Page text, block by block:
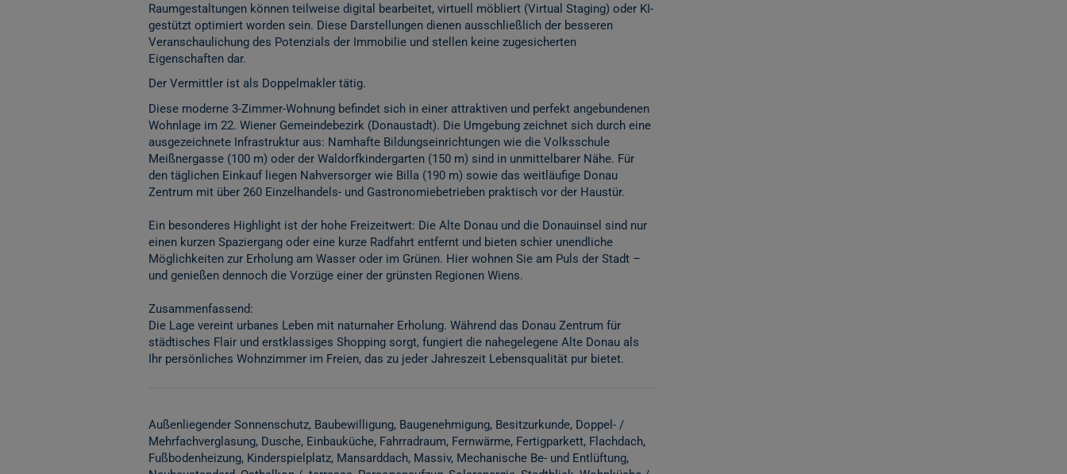
Raumgestaltungen können teilweise digital bearbeitet, virtuell möbliert (Virtual Staging) oder KI-
gestützt optimiert worden sein. Diese Darstellungen dienen ausschließlich der besseren
Veranschaulichung des Potenzials der Immobilie und stellen keine zugesicherten
Eigenschaften dar.
Der Vermittler ist als Doppelmakler tätig.
Diese moderne 3-Zimmer-Wohnung befindet sich in einer attraktiven und perfekt angebundenen
Wohnlage im 22. Wiener Gemeindebezirk (Donaustadt). Die Umgebung zeichnet sich durch eine
ausgezeichnete Infrastruktur aus: Namhafte Bildungseinrichtungen wie die Volksschule
Meißnergasse (100 m) oder der Waldorfkindergarten (150 m) sind in unmittelbarer Nähe. Für
den täglichen Einkauf liegen Nahversorger wie Billa (190 m) sowie das weitläufige Donau
Zentrum mit über 260 Einzelhandels- und Gastronomiebetrieben praktisch vor der Haustür.
Ein besonderes Highlight ist der hohe Freizeitwert: Die Alte Donau und die Donauinsel sind nur
einen kurzen Spaziergang oder eine kurze Radfahrt entfernt und bieten schier unendliche
Möglichkeiten zur Erholung am Wasser oder im Grünen. Hier wohnen Sie am Puls der Stadt –
und genießen dennoch die Vorzüge einer der grünsten Regionen Wiens.
Zusammenfassend:
Die Lage vereint urbanes Leben mit naturnaher Erholung. Während das Donau Zentrum für
städtisches Flair und erstklassiges Shopping sorgt, fungiert die nahegelegene Alte Donau als
Ihr persönliches Wohnzimmer im Freien, das zu jeder Jahreszeit Lebensqualität pur bietet.
Außenliegender Sonnenschutz Baubewilligung Baugenehmigung Besitzurkunde Doppel- /
Mehrfachverglasung Dusche Einbauküche Fahrradraum Fernwärme Fertigparkett Flachdach
Fußbodenheizung Kinderspielplatz Mansarddach Massiv Mechanische Be- und Entlüftung